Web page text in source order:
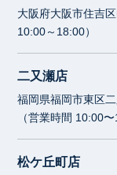
大阪府大阪市住吉
10:00～18:00）
二又瀬店
福岡県福岡市東区
（営業時間 10:00〜
松ケ丘町店